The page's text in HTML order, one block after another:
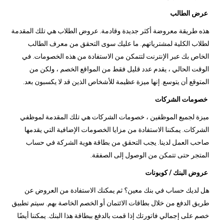
عرض الطالب
هذه طريقة معروضة أكثر جديدة وقادمة. عروض الطلاب هي تلك المقدمة
لطلاب الكلية لمشترياتهم. ما عليك سوى التحقق من معرف الطالب
الخاص بك عبر الإنترنت لتتمكن من الاستفادة من هذه الخصومات. في
الوقت الحالي ، يقدم عدد قليل فقط من المواقع الخصم ، ولكن من
المتوقع أن يتوسع. إنها ميزة عظيمة للأشخاص الذين قد لا يكسبون بعد.
خصومات الشركات
ميزة لجميع الموظفين ، خصومات الشركات هي تلك المقدمة لموظفي
الشركات. يمكننا الاستفادة من مزايا الخصومات الإضافية التي يقدمها
صاحب العمل لدينا. يجب التحقق من بطاقة هوية الشركة في حساب
المتجر حتى تتمكن من الوصول إلى الصفقة.
عروض البنك / كوبونات
هل لديك حساب في بنك معين؟ ثم يمكنك الاستفادة من العروض عن
طريق الدفع من خلال بطاقات الائتمان أو الخصم الخاصة بهم. سيتم تطبيق
خصم على إجمالي فاتورتك إذا قمت بالدفع ببطاقة هذا البنك. يمكننا أيضًا